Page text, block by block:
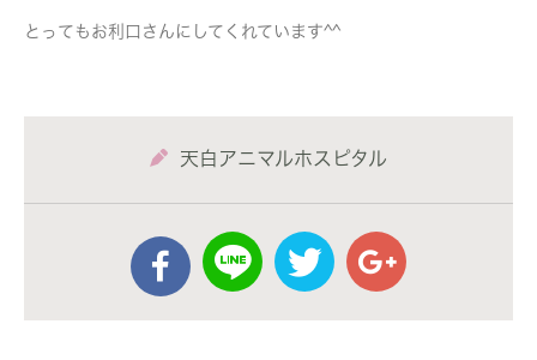
とってもお利口さんにしてくれています^^
天白アニマルホスピタル